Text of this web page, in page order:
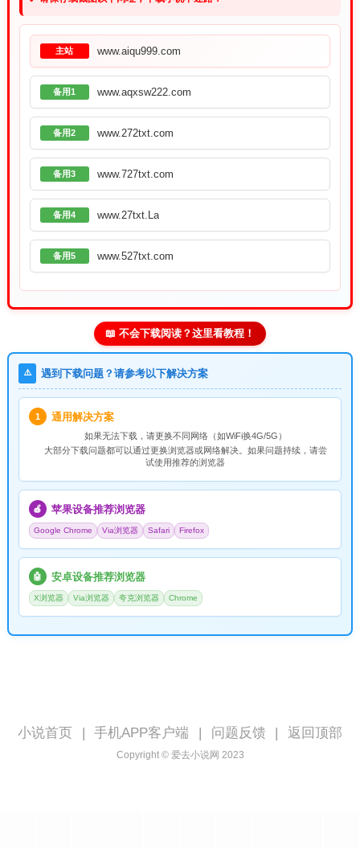
主站 www.aiqu999.com
备用1 www.aqxsw222.com
备用2 www.272txt.com
备用3 www.727txt.com
备用4 www.27txt.La
备用5 www.527txt.com
📖 不会下载阅读？这里看教程！
⚠️ 遇到下载问题？请参考以下解决方案
1 通用解决方案
如果无法下载，请更换不同网络（如WiFi换4G/5G）
大部分下载问题都可以通过更换浏览器或网络解决。如果问题持续，请尝
试使用推荐的浏览器
🍎 苹果设备推荐浏览器
Google Chrome Via浏览器 Safari Firefox
🤖 安卓设备推荐浏览器
X浏览器 Via浏览器 夸克浏览器 Chrome
小说首页 手机APP客户端 问题反馈 返回顶部
Copyright © 爱去小说网 2023